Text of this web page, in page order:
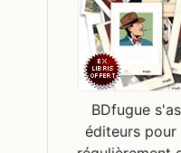
BDfugue
éditeurs